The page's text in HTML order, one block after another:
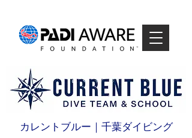
カレントブルー｜千葉ダイビング